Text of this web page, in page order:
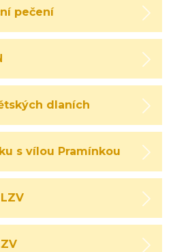
pečení
dlaních
s vílou Pramínkou